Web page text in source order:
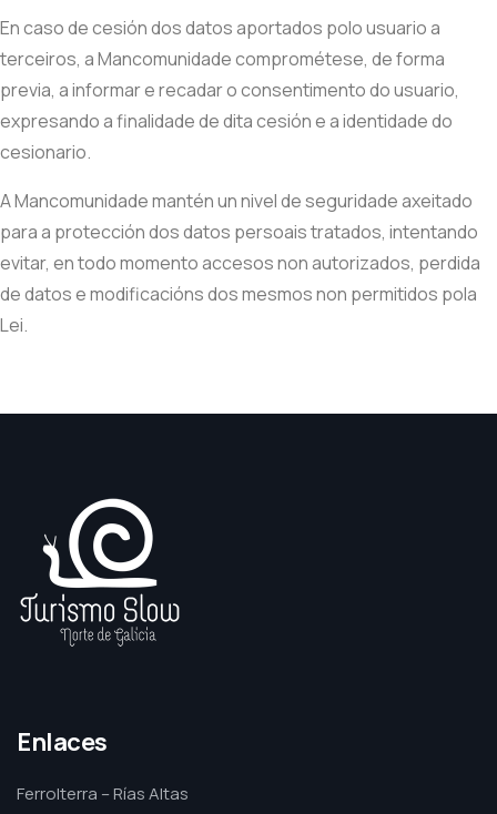
En caso de cesión dos datos aportados polo usuario a
terceiros, a Mancomunidade comprométese, de forma
previa, a informar e recadar o consentimento do usuario,
expresando a finalidade de dita cesión e a identidade do
cesionario.
A Mancomunidade mantén un nivel de seguridade axeitado
para a protección dos datos persoais tratados, intentando
evitar, en todo momento accesos non autorizados, perdida
de datos e modificacións dos mesmos non permitidos pola
Lei.
Enlaces
Ferrolterra – Rías Altas